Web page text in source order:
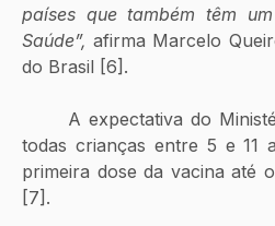
países que também têm
Saúde”, afirma Marcelo
do Brasil [6].
todas crianças entre 5 e 11
primeira dose da vacina até
[7].